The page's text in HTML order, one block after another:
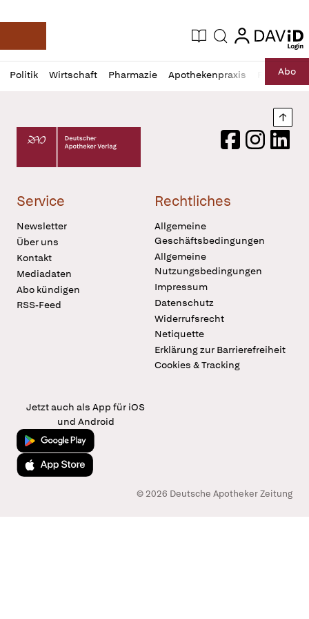
Deutsche Apotheker Zeitung
Aktuelle Ausgabe
Suche login
login
Politik Wirtschaft Pharmazie Apothekenpraxis RechtAbo
Profil
öffnen
Daz
Pur
Deutscher Apotheker Verlag Logo
FacebookInstagram
Service
Newsletter
Über uns
Kontakt
Mediadaten
Abo kündigen
RSS-Feed
Rechtliches
Allgemeine
Geschäftsbedingungen
Allgemeine
Nutzungsbedingungen
Impressum
Datenschutz
Widerrufsrecht
Netiquette
Erklärung zur Barrierefreiheit
Cookies & Tracking
Jetzt auch als App für iOS
und Android
Jetzt bei Google Play
Laden im App Store
© 2026 Deutsche Apotheker Zeitung